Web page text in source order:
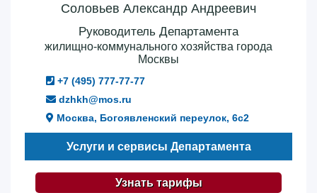
Соловьев Александр Андреевич
Руководитель Департамента
жилищно-коммунального хозяйства города
Москвы
+7 (495) 777-77-77
dzhkh@mos.ru
Москва, Богоявленский переулок, 6с2
Услуги и сервисы Департамента
Узнать тарифы